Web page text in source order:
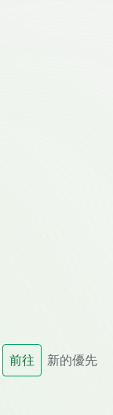
前往 新的優先